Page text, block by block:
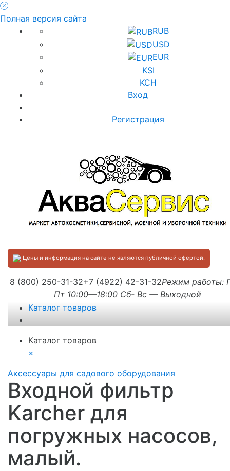
Полная версия сайта
RUB
USD
EUR
KSI
KCH
Вход
Регистрация
Цены и информация на сайте не являются публичной офертой.
8 (800) 250-31-32+7 (4922) 42-31-32Режим работы:
Пт 10:00—18:00 Сб- Вс — Выходной
Каталог товаров
Каталог товаров
×
Аксессуары для садового оборудования
Входной фильтр
Karcher для
погружных насосов,
малый.